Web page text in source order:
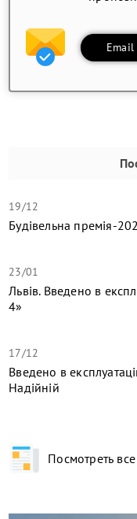
Email
19/12
Будівельна премія-
23/01
Львів. Введено в
4»
17/12
​Введено в
Надійній
Посмотреть все